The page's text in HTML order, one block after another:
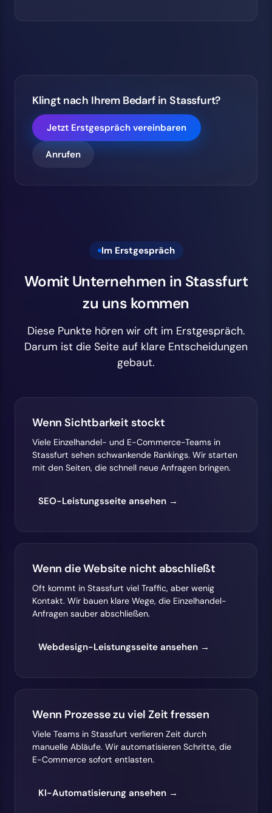
Klingt nach Ihrem Bedarf in Stassfurt?
Jetzt Erstgespräch vereinbaren
Anrufen
Im Erstgespräch
Womit Unternehmen in Stassfurt
zu uns kommen
Diese Punkte hören wir oft im Erstgespräch.
Darum ist die Seite auf klare Entscheidungen
gebaut.
Wenn Sichtbarkeit stockt
Viele Einzelhandel- und E-Commerce-Teams in
Stassfurt sehen schwankende Rankings. Wir starten
mit den Seiten, die schnell neue Anfragen bringen.
SEO-Leistungsseite ansehen →
Wenn die Website nicht abschließt
Oft kommt in Stassfurt viel Traffic, aber wenig
Kontakt. Wir bauen klare Wege, die Einzelhandel-
Anfragen sauber abschließen.
Webdesign-Leistungsseite ansehen →
Wenn Prozesse zu viel Zeit fressen
Viele Teams in Stassfurt verlieren Zeit durch
manuelle Abläufe. Wir automatisieren Schritte, die
E-Commerce sofort entlasten.
KI-Automatisierung ansehen →